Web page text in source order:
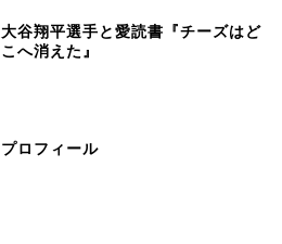
大谷翔平選手と愛読書『チーズはど
こへ消えた』
プロフィール